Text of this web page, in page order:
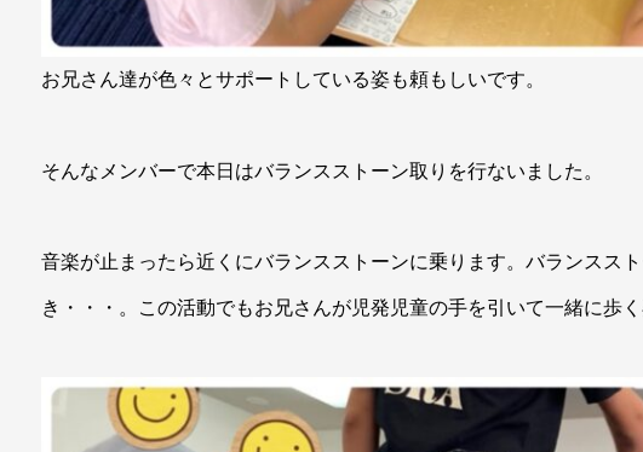
お兄さん達が色々とサポートしている姿も頼もしいです。
そんなメンバーで本日はバランスストーン取りを行ないました。
音楽が止まったら近くにバランスストーンに乗ります。バランスス
き・・・。この活動でもお兄さんが児発児童の手を引いて一緒に歩く